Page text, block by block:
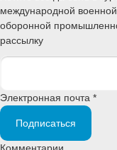
международной
оборонной
рассылку
Электронная почта *
Подписаться
Комментарии